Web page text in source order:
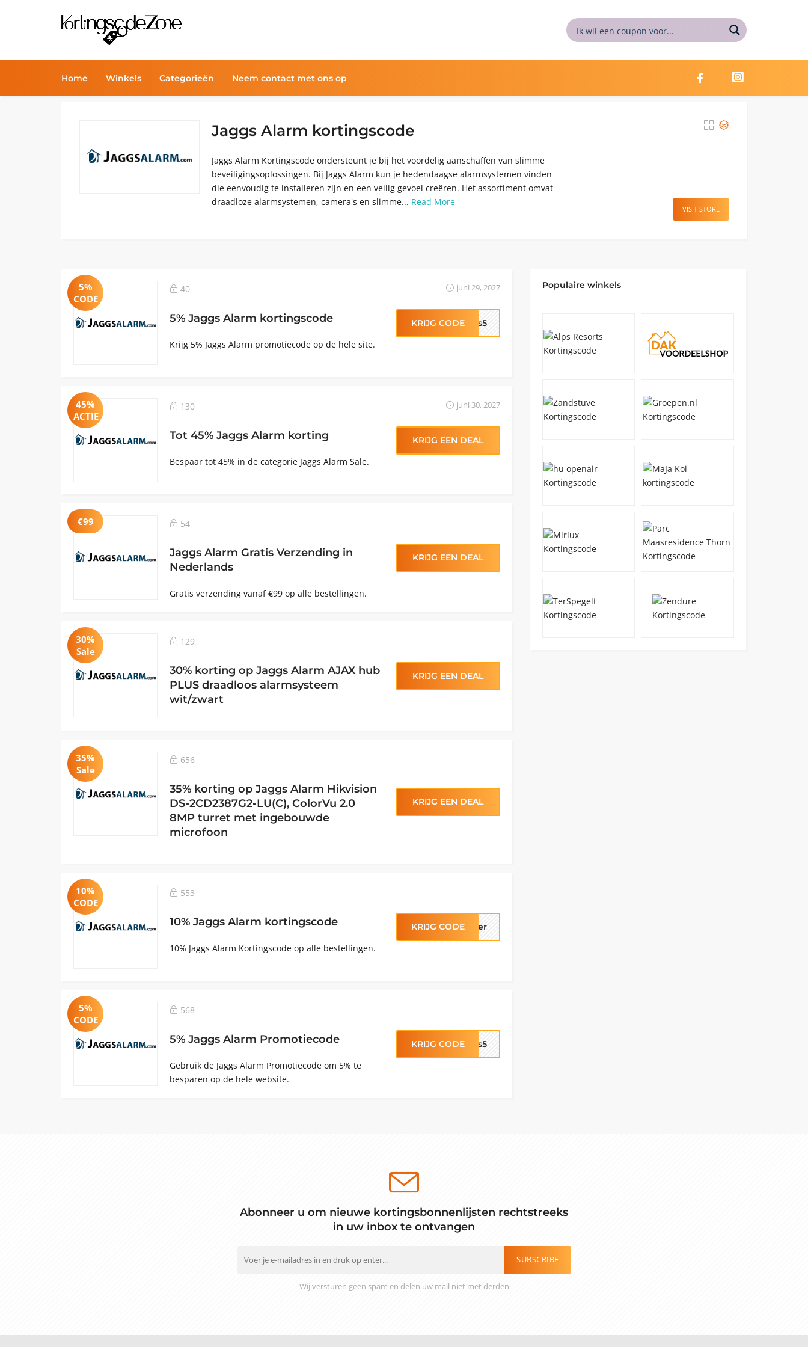
Home Winkels Categorieën Neem contact met ons op
Jaggs Alarm kortingscode
Jaggs Alarm Kortingscode ondersteunt je bij het voordelig aanschaffen van slimme
beveiligingsoplossingen. Bij Jaggs Alarm kun je hedendaagse alarmsystemen vinden
die eenvoudig te installeren zijn en een veilig gevoel creëren. Het assortiment omvat
draadloze alarmsystemen, camera's en slimme... Read More
VISIT STORE
5%
CODE
40
5% Jaggs Alarm kortingscode
Krijg 5% Jaggs Alarm promotiecode op de hele site.
juni 29, 2027
KRIJG CODEggs5
45%
ACTIE
130
Tot 45% Jaggs Alarm korting
Bespaar tot 45% in de categorie Jaggs Alarm Sale.
juni 30, 2027
KRIJG EEN DEAL
€99 54
Jaggs Alarm Gratis Verzending in
Nederlands
Gratis verzending vanaf €99 op alle bestellingen.
KRIJG EEN DEAL
30%
Sale
129
30% korting op Jaggs Alarm AJAX hub
PLUS draadloos alarmsysteem
wit/zwart
KRIJG EEN DEAL
35%
Sale
656
35% korting op Jaggs Alarm Hikvision
DS-2CD2387G2-LU(C), ColorVu 2.0
8MP turret met ingebouwde
microfoon
KRIJG EEN DEAL
10%
CODE
553
10% Jaggs Alarm kortingscode
10% Jaggs Alarm Kortingscode op alle bestellingen.
KRIJG CODE nter
5%
CODE
568
5% Jaggs Alarm Promotiecode
Gebruik de Jaggs Alarm Promotiecode om 5% te
besparen op de hele website.
KRIJG CODEggs5
Populaire winkels
Abonneer u om nieuwe kortingsbonnenlijsten rechtstreeks
in uw inbox te ontvangen
SUBSCRIBE
Wij versturen geen spam en delen uw mail niet met derden